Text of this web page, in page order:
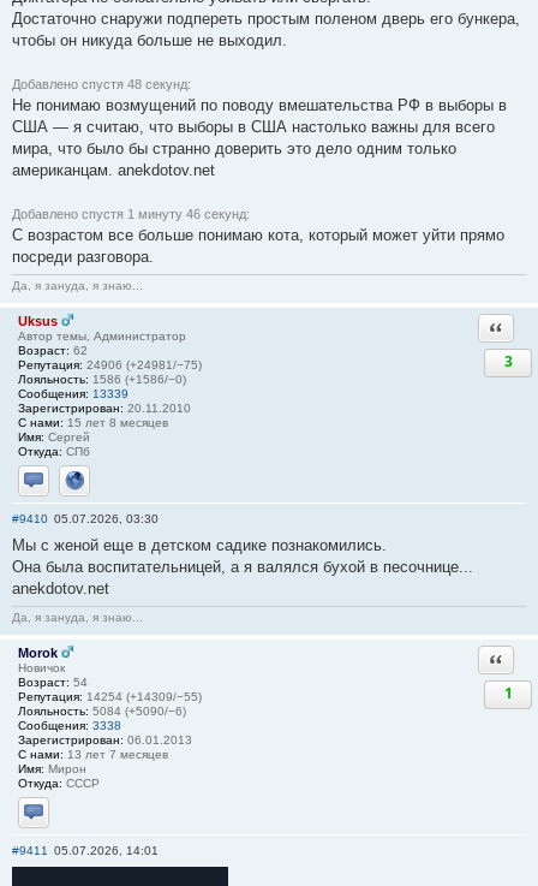
Достаточно снаружи подпереть простым поленом дверь его бункера,
чтобы он никуда больше не выходил.
Добавлено спустя 48 секунд:
Не понимаю возмущений по поводу вмешательства РФ в выборы в
США — я считаю, что выборы в США настолько важны для всего
мира, что было бы странно доверить это дело одним только
американцам. anekdotov.net
Добавлено спустя 1 минуту 46 секунд:
С возрастом все больше понимаю кота, который может уйти прямо
посреди разговора.
Да, я зануда, я знаю...
Uksus
Автор темы, Администратор
Возраст: 62
Репутация: 24906 (+24981/−75)
Лояльность: 1586 (+1586/−0)
Сообщения: 13339
Зарегистрирован: 20.11.2010
С нами: 15 лет 8 месяцев
Имя: Сергей
Откуда: СПб
Отправить личное сообщение
Сайт
3
#9410 05.07.2026, 03:30
Мы с женой еще в детском садике познакомились.
Она была воспитательницей, а я валялся бухой в песочнице...
anekdotov.net
Да, я зануда, я знаю...
Morok
Новичок
Возраст: 54
Репутация: 14254 (+14309/−55)
Лояльность: 5084 (+5090/−6)
Сообщения: 3338
Зарегистрирован: 06.01.2013
С нами: 13 лет 7 месяцев
Имя: Мирон
Откуда: СССР
Отправить личное сообщение
1
#9411 05.07.2026, 14:01